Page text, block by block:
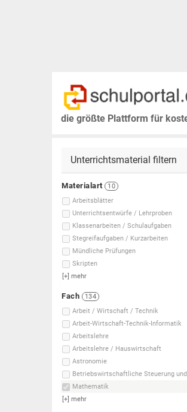
die größte Plattform für
Unterrichtsmaterial filtern
Materialart
10
Arbeitsblätter
Unterrichtsentwürfe / Lehrproben
Klassenarbeiten / Schulaufgaben
Stegreifaufgaben / Kurzarbeiten
Mündliche Prüfungen
Skripten
[+] mehr
Fach
134
Arbeit / Wirtschaft / Technik
Arbeit-Wirtschaft-Technik-Informatik
Arbeitslehre
Arbeitslehre / Hauswirtschaft
Astronomie
Betriebswirtschaftliche Steuerung und
Mathematik
[+] mehr